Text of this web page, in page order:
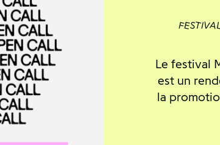
Le festival
est un
la